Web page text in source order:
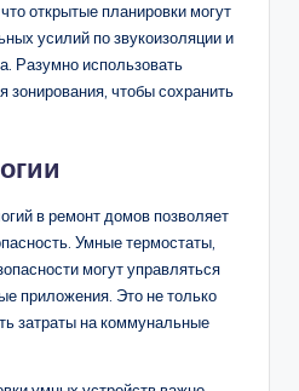
открытые планировки могут
усилий по звукоизоляции и
Разумно использовать
зонирования, чтобы сохранить
в ремонт домов позволяет
Умные термостаты,
могут управляться
приложения. Это не только
затраты на коммунальные